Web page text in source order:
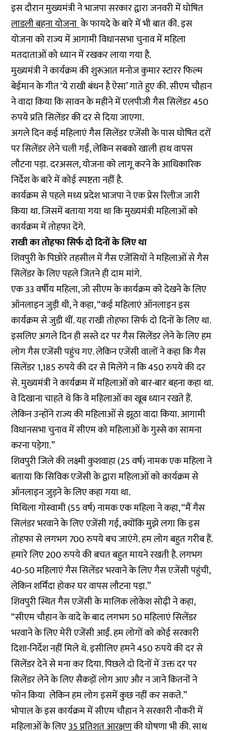
इस दौरान मुख्यमंत्री ने भाजपा सरकार द्वारा जनवरी में घोषित
लाडली बहना योजनाके फायदे के बारे में भी बात की. इस
योजना को राज्य में आगामी विधानसभा चुनाव में महिला
मतदाताओं को ध्यान में रखकर लाया गया है.
मुख्यमंत्री ने कार्यक्रम की शुरूआत मनोज कुमार स्टारर फिल्म
बेईमान के गीत ‘ये राखी बंधन है ऐसा’ गाते हुए की. सीएम चौहान
ने वादा किया कि सावन के महीने में एलपीजी गैस सिलेंडर 450
रुपये प्रति सिलेंडर की दर से दिया जाएगा.
अगले दिन कई महिलाएं गैस सिलेंडर एजेंसी के पास घोषित दरों
पर सिलेंडर लेने चली गईं, लेकिन सबको खाली हाथ वापस
लौटना पड़ा. दरअसल, योजना को लागू करने के आधिकारिक
निर्देश के बारे में कोई स्पष्टता नहीं है.
कार्यक्रम से पहले मध्य प्रदेश भाजपा ने एक प्रेस रिलीज जारी
किया था. जिसमें बताया गया था कि मुख्यमंत्री महिलाओं को
कार्यक्रम में तोहफा देंगे.
राखी का तोहफा सिर्फ दो दिनों के लिए था
शिवपुरी के पिछोरे तहसील में गैस एजेंसियों ने महिलाओं से गैस
सिलेंडर के लिए पहले जितने ही दाम मांगे.
एक 33 वर्षीय महिला, जो सीएम के कार्यक्रम को देखने के लिए
ऑनलाइन जुड़ी थी, ने कहा, “कई महिलाएं ऑनलाइन इस
कार्यक्रम से जुडी थीं. यह राखी तोहफा सिर्फ दो दिनों के लिए था.
इसलिए अगले दिन ही सस्ते दर पर गैस सिलेंडर लेने के लिए हम
लोग गैस एजेंसी पहुंच गए. लेकिन एजेंसी वालों ने कहा कि गैस
सिलेंडर 1,185 रुपये की दर से मिलेंगे न कि 450 रुपये की दर
से. मुख्यमंत्री ने कार्यक्रम में महिलाओं को बार-बार बहना कहा था.
वे दिखाना चाहते थे कि वे महिलाओं का खूब ध्यान रखते हैं.
लेकिन उन्होंने राज्य की महिलाओं से झूठा वादा किया. आगामी
विधानसभा चुनाव में सीएम को महिलाओं के गुस्से का सामना
करना पड़ेगा.”
शिवपुरी जिले की लक्ष्मी कुशवाहा (25 वर्ष) नामक एक महिला ने
बताया कि सिविक एजेंसी के द्वारा महिलाओं को कार्यक्रम से
ऑनलाइन जुड़ने के लिए कहा गया था.
मिथिला गोस्वामी (55 वर्ष) नामक एक महिला ने कहा, “मैं गैस
सिलंडर भरवाने के लिए एजेंसी गई, क्योंकि मुझे लगा कि इस
तोहफा से लगभग 700 रुपये बच जाएंगे. हम लोग बहुत गरीब हैं.
हमारे लिए 200 रुपये की बचत बहुत मायने रखती है. लगभग
40-50 महिलाएं गैस सिलेंडर भरवाने के लिए गैस एजेंसी पहुंची,
लेकिन शर्मिंदा होकर घर वापस लौटना पड़ा.”
शिवपुरी स्थित गैस एजेंसी के मालिक लोकेश सोढ़ी ने कहा,
“सीएम चौहान के वादे के बाद लगभग 50 महिलाएं सिलेंडर
भरवाने के लिए मेरी एजेंसी आईं. हम लोगों को कोई सरकारी
दिशा-निर्देश नहीं मिले थे. इसीलिए हमने 450 रुपये की दर से
सिलेंडर देने से मना कर दिया. पिछले दो दिनों में उक्त दर पर
सिलेंडर लेने के लिए सैकड़ों लोग आए और न जाने कितनों ने
फोन किया लेकिन हम लोग इसमें कुछ नहीं कर सकते.”
भोपाल के इस कार्यक्रम में सीएम चौहान ने सरकारी नौकरी में
महिलाओं के लिए35 प्रतिशत आरक्षणकी घोषणा भी की. साथ